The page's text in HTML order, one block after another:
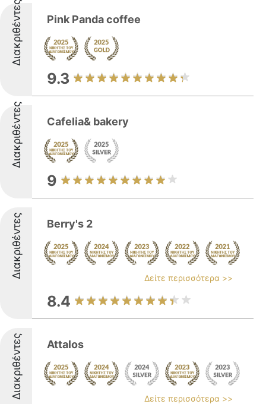
Διακριθέντες Pink Panda coffee
9.3
Διακριθέντες Cafelia& bakery
9
Διακριθέντες Berry's 2
Δείτε περισσότερα >>
8.4
Διακριθέντες Attalos
Δείτε περισσότερα >>